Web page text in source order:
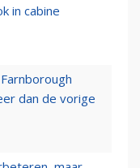
in cabine
dan de vorige